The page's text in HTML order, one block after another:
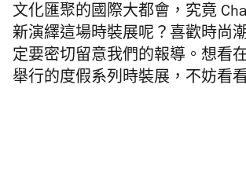
文化匯聚的國際大都會，究竟
新演繹這場時裝展呢？喜歡時尚
定要密切留意我們的報導。想看
舉行的度假系列時裝展，不妨看